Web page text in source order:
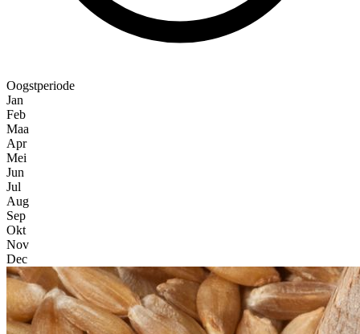
Oogstperiode
Jan
Feb
Maa
Apr
Mei
Jun
Jul
Aug
Sep
Okt
Nov
Dec